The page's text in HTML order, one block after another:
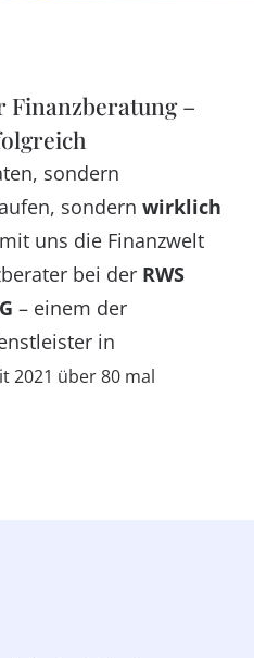
Finanzberatung –
sondern
sondern wirklich
uns die Finanzwelt
bei der RWS
– einem der
in
2021 über 80 mal